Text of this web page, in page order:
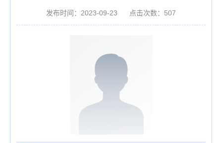
发布时间：2023-09-23 点击次数： 507